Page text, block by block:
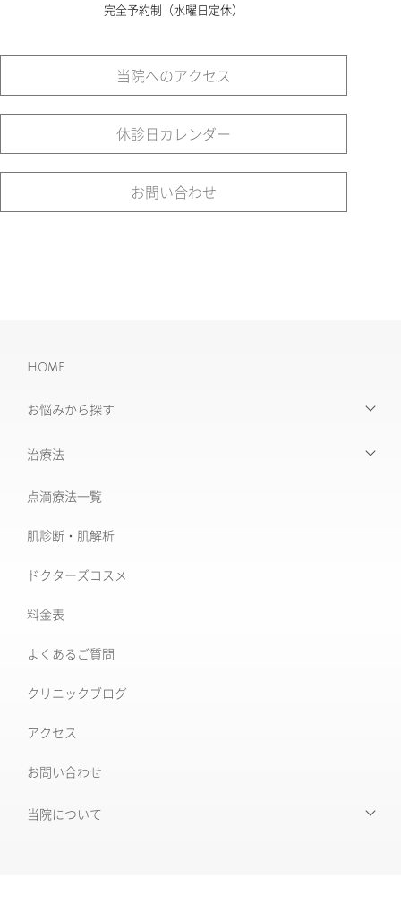
完全予約制（水曜日定休）
当院へのアクセス
休診日カレンダー
お問い合わせ
Home
お悩みから探す
【お悩みから探す】INDEX
たるみ治療
美肌治療・肌育
シミ取り治療
ニキビ治療専門外来
治療法
治療機器・設備一覧
フォトナ6D/4D
ソフウェーブ
XERF (ザーフ)
ワンダーフェイスプロ
ルビーフラクショナル
肝斑改善集中プラン
HARG＋療法
点滴療法一覧
肌診断・肌解析
ドクターズコスメ
料金表
よくあるご質問
クリニックブログ
アクセス
お問い合わせ
当院について